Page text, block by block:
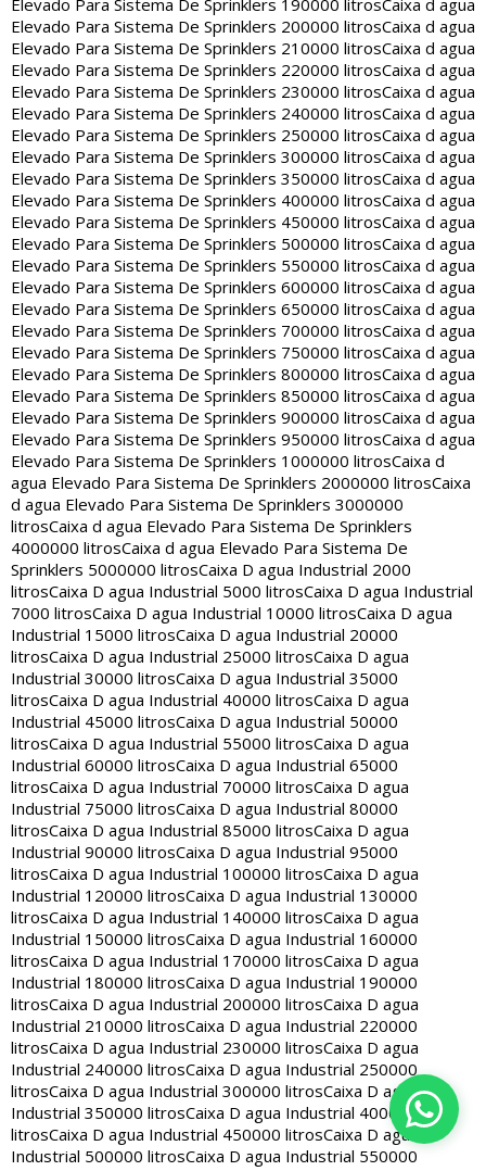
Elevado Para Sistema De Sprinklers 190000 litrosCaixa d agua
Elevado Para Sistema De Sprinklers 200000 litrosCaixa d agua
Elevado Para Sistema De Sprinklers 210000 litrosCaixa d agua
Elevado Para Sistema De Sprinklers 220000 litrosCaixa d agua
Elevado Para Sistema De Sprinklers 230000 litrosCaixa d agua
Elevado Para Sistema De Sprinklers 240000 litrosCaixa d agua
Elevado Para Sistema De Sprinklers 250000 litrosCaixa d agua
Elevado Para Sistema De Sprinklers 300000 litrosCaixa d agua
Elevado Para Sistema De Sprinklers 350000 litrosCaixa d agua
Elevado Para Sistema De Sprinklers 400000 litrosCaixa d agua
Elevado Para Sistema De Sprinklers 450000 litrosCaixa d agua
Elevado Para Sistema De Sprinklers 500000 litrosCaixa d agua
Elevado Para Sistema De Sprinklers 550000 litrosCaixa d agua
Elevado Para Sistema De Sprinklers 600000 litrosCaixa d agua
Elevado Para Sistema De Sprinklers 650000 litrosCaixa d agua
Elevado Para Sistema De Sprinklers 700000 litrosCaixa d agua
Elevado Para Sistema De Sprinklers 750000 litrosCaixa d agua
Elevado Para Sistema De Sprinklers 800000 litrosCaixa d agua
Elevado Para Sistema De Sprinklers 850000 litrosCaixa d agua
Elevado Para Sistema De Sprinklers 900000 litrosCaixa d agua
Elevado Para Sistema De Sprinklers 950000 litrosCaixa d agua
Elevado Para Sistema De Sprinklers 1000000 litrosCaixa d
agua Elevado Para Sistema De Sprinklers 2000000 litrosCaixa
d agua Elevado Para Sistema De Sprinklers 3000000
litrosCaixa d agua Elevado Para Sistema De Sprinklers
4000000 litrosCaixa d agua Elevado Para Sistema De
Sprinklers 5000000 litrosCaixa D agua Industrial 2000
litrosCaixa D agua Industrial 5000 litrosCaixa D agua Industrial
7000 litrosCaixa D agua Industrial 10000 litrosCaixa D agua
Industrial 15000 litrosCaixa D agua Industrial 20000
litrosCaixa D agua Industrial 25000 litrosCaixa D agua
Industrial 30000 litrosCaixa D agua Industrial 35000
litrosCaixa D agua Industrial 40000 litrosCaixa D agua
Industrial 45000 litrosCaixa D agua Industrial 50000
litrosCaixa D agua Industrial 55000 litrosCaixa D agua
Industrial 60000 litrosCaixa D agua Industrial 65000
litrosCaixa D agua Industrial 70000 litrosCaixa D agua
Industrial 75000 litrosCaixa D agua Industrial 80000
litrosCaixa D agua Industrial 85000 litrosCaixa D agua
Industrial 90000 litrosCaixa D agua Industrial 95000
litrosCaixa D agua Industrial 100000 litrosCaixa D agua
Industrial 120000 litrosCaixa D agua Industrial 130000
litrosCaixa D agua Industrial 140000 litrosCaixa D agua
Industrial 150000 litrosCaixa D agua Industrial 160000
litrosCaixa D agua Industrial 170000 litrosCaixa D agua
Industrial 180000 litrosCaixa D agua Industrial 190000
litrosCaixa D agua Industrial 200000 litrosCaixa D agua
Industrial 210000 litrosCaixa D agua Industrial 220000
litrosCaixa D agua Industrial 230000 litrosCaixa D agua
Industrial 240000 litrosCaixa D agua Industrial 250000
litrosCaixa D agua Industrial 300000 litrosCaixa D agua
Industrial 350000 litrosCaixa D agua Industrial 400000
litrosCaixa D agua Industrial 450000 litrosCaixa D agua
Industrial 500000 litrosCaixa D agua Industrial 550000